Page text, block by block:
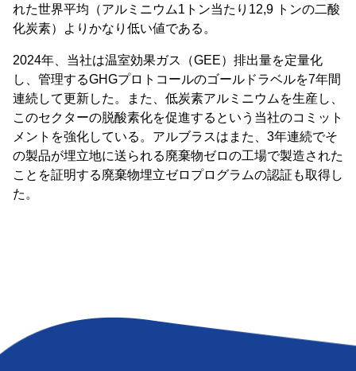
れた世界平均（アルミニウム1トン当たり12,9 トンの二酸
化炭素）よりかなり低い値である。
2024年、当社は温室効果ガス（GEE）排出量を定量化
し、管理するGHGプロトコールのゴールドラベルを7年間
連続して更新した。また、低炭素アルミニウムを生産し、
このセクターの脱酸素化を促進するという当社のコミット
メントを強化している。アルブラスはまた、3年連続でそ
の製品が埋立地に送られる廃棄物ゼロの工場で製造された
ことを証明する廃棄物埋立ゼロプログラムの認証も取得し
た。